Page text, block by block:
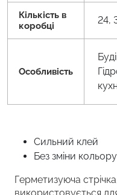
Кількість в
коробці
24,
Особливість
Сильний клей
Без зміни кольору
Герметизуюча